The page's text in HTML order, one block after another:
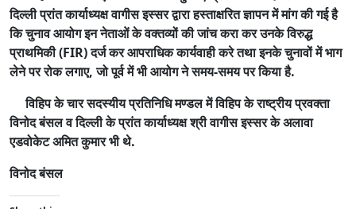
दिल्ली प्रांत कार्याध्यक्ष वागीस इस्सर द्वारा हस्ताक्षरित ज्ञापन में मांग की गई है
कि चुनाव आयोग इन नेताओं के वक्तव्यों की जांच करा कर उनके विरुद्ध
प्राथमिकी (FIR) दर्ज कर आपराधिक कार्यवाही करे तथा इनके चुनावों में भाग
लेने पर रोक लगाए, जो पूर्व में भी आयोग ने समय-समय पर किया है.
विहिप के चार सदस्यीय प्रतिनिधि मण्डल में विहिप के राष्ट्रीय प्रवक्ता
विनोद बंसल व दिल्ली के प्रांत कार्याध्यक्ष श्री वागीस इस्सर के अलावा
एडवोकेट अमित कुमार भी थे.
विनोद बंसल